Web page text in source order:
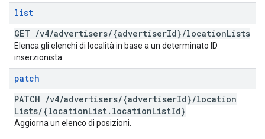
list
GET /v4/advertisers/{advertiserId}/locationLists
Elenca gli elenchi di località in base a un determinato ID
inserzionista.
patch
PATCH /v4/advertisers/{advertiserId}/location
Lists/{locationList. locationListId}
Aggiorna un elenco di posizioni.